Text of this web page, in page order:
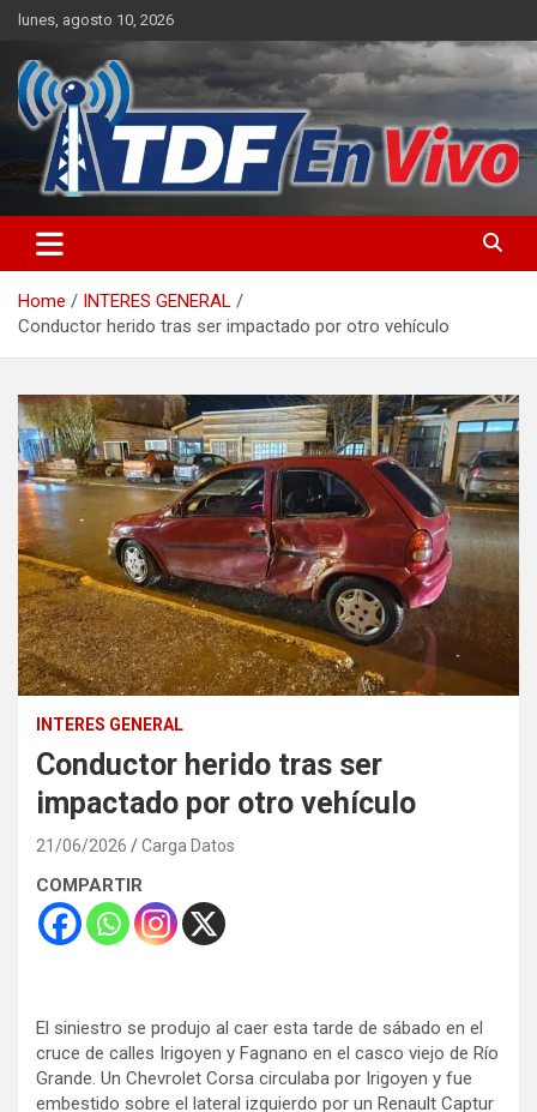
Skip
content
lunes, agosto 10, 2026
Home
INTERES GENERAL
Conductor herido tras ser impactado por otro vehículo
INTERES GENERAL
Conductor herido tras ser
impactado por otro vehículo
21/06/2026 Carga Datos
COMPARTIR
El siniestro se produjo al caer esta tarde de sábado en el
cruce de calles Irigoyen y Fagnano en el casco viejo de Río
Grande. Un Chevrolet Corsa circulaba por Irigoyen y fue
embestido sobre el lateral izquierdo por un Renault Captur